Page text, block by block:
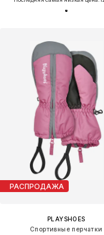
РАСПРОДАЖА
PLAYSHOES
Спортивные перчатки